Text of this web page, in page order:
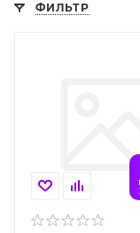
ФИЛЬТР